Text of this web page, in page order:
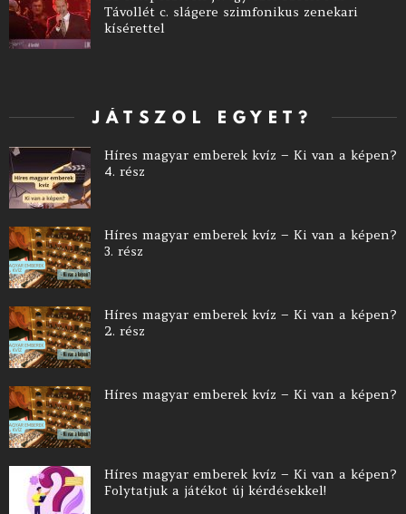
Távollét c. slágere szimfonikus zenekari
kísérettel
JÁTSZOL EGYET?
Híres magyar emberek kvíz – Ki van a képen?
4. rész
Híres magyar emberek kvíz – Ki van a képen?
3. rész
Híres magyar emberek kvíz – Ki van a képen?
2. rész
Híres magyar emberek kvíz – Ki van a képen?
Híres magyar emberek kvíz – Ki van a képen?
Folytatjuk a játékot új kérdésekkel!